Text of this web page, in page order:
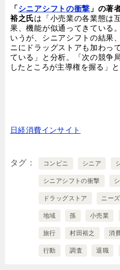
「 シニアシフトの衝撃 」の著
裕之氏は「小売業の各業態は
果、機能が似通ってきている
いうが、シニアシフトの結果
ニにドラッグストアも加わっ
ている」と分析。「次の競争
したところが主導権を握る」と
日経消費インサイト
タグ コンビニ シニア
シニアシフトの衝撃
ドラッグストア ニーズ
地域 孫 小売業
旅行 村田裕之 消
行動 調査 退職